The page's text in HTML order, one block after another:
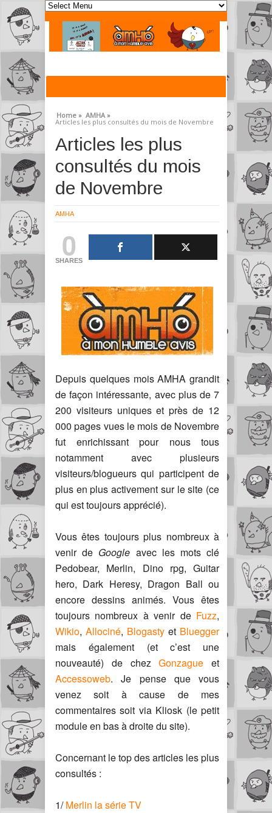
Home » AMHA »
Articles les plus consultés du mois de Novembre
Articles les plus
consultés du mois
de Novembre
AMHA
0
SHARES
Depuis quelques mois AMHA grandit
de façon intéressante, avec plus de 7
200 visiteurs uniques et près de 12
000 pages vues le mois de Novembre
fut enrichissant pour nous tous
notamment avec plusieurs
visiteurs/blogueurs qui participent de
plus en plus activement sur le site (ce
qui est toujours apprécié).
Vous êtes toujours plus nombreux à
venir de Google avec les mots clé
Pedobear, Merlin, Dino rpg, Guitar
hero, Dark Heresy, Dragon Ball ou
encore dessins animés. Vous êtes
toujours nombreux à venir de Fuzz,
Wikio, Allociné, Blogasty et Bluegger
mais également (et c’est une
nouveauté) de chezGonzague et
Accessoweb. Je pense que vous
venez soit à cause de mes
commentaires soit via Kliosk (le petit
module en bas à droite du site).
Concernant le top des articles les plus
consultés :
1/Merlin la série TV